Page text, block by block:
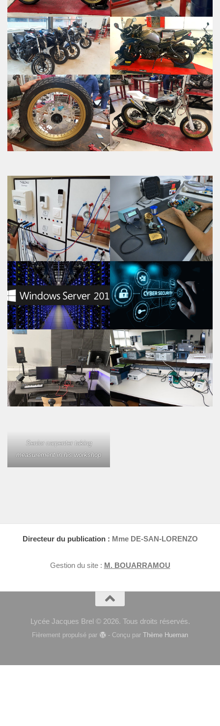
Senior carpenter taking
measurement in his workshop
Directeur du publication : Mme DE-SAN-LORENZO
Gestion du site : M. BOUARRAMOU
Lycée Jacques Brel © 2026. Tous droits réservés.
Fièrement propulsé par - Conçu par Thème Hueman